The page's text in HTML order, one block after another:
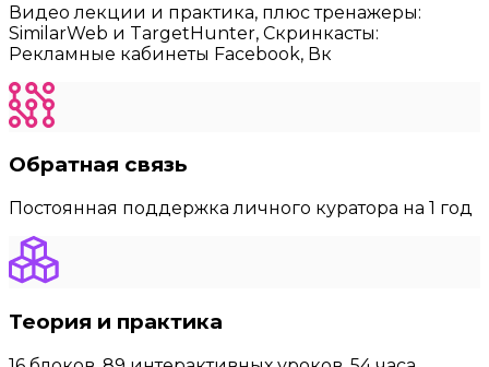
Видео лекции и практика, плюс тренажеры:
SimilarWeb и TargetHunter, Скринкасты:
Рекламные кабинеты Facebook, Вк
Обратная связь
Постоянная поддержка личного куратора на 1 год
Теория и практика